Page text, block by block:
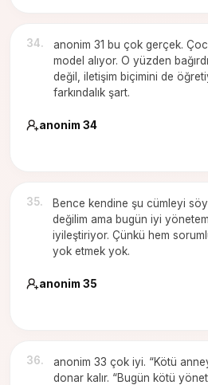
34.
anonim 31 bu çok gerçek.
model alıyor. O yüzden
değil, iletişim biçimini de
farkındalık şart.
anonim 34
35.
Bence kendine şu cümleyi
değilim ama bugün iyi
iyileştiriyor. Çünkü hem
yok etmek yok.
anonim 35
36.
anonim 33 çok iyi. “Kötü
donar kalır. “Bugün kötü